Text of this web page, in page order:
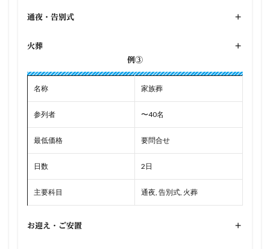
通夜・告別式 +
火葬
+
例③
名称 家族葬
参列者 〜40名
最低価格 要問合せ
日数 2日
主要科目 通夜, 告別式, 火葬
お迎え・ご安置 +